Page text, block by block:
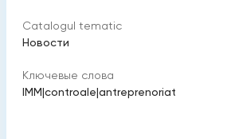
Catalogul tematic
Новости
Ключевые слова
IMM|controale|antreprenoriat